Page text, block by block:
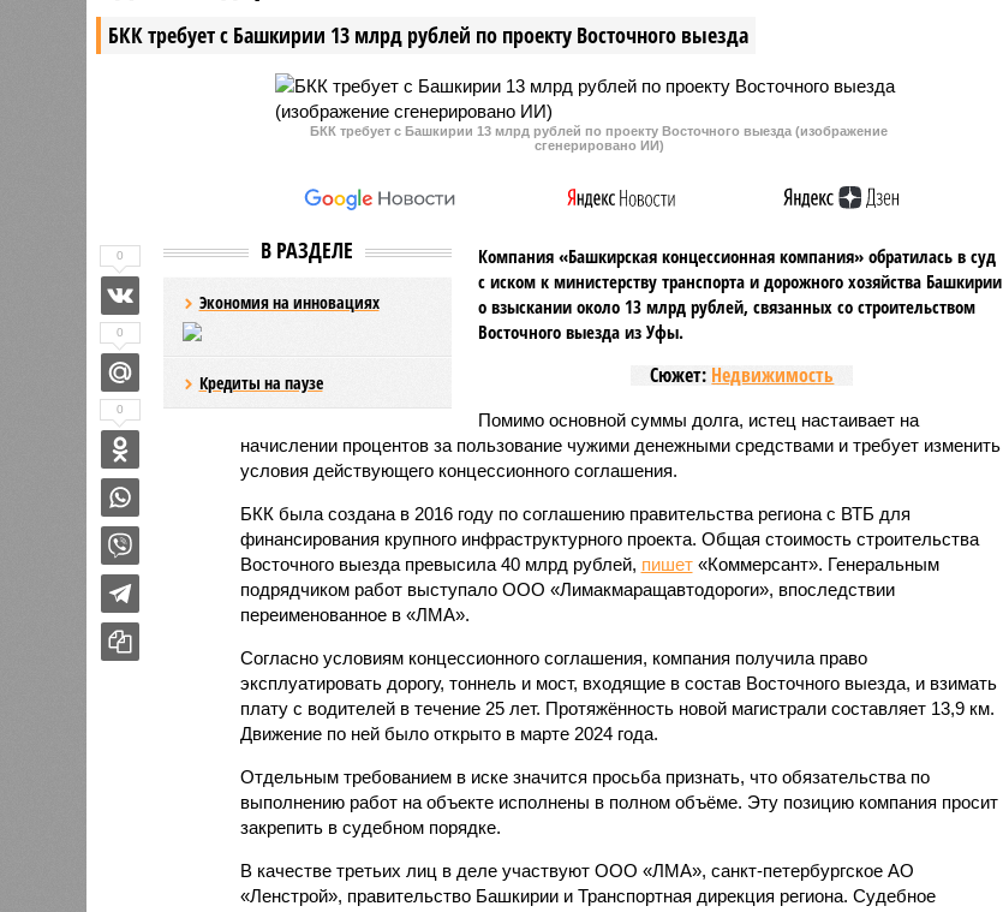
БКК требует с Башкирии 13 млрд рублей по проекту Восточного выезда
БКК требует с Башкирии 13 млрд рублей по проекту Восточного выезда (изображение
сгенерировано ИИ)
В РАЗДЕЛЕ
Экономия на инновациях
Кредиты на паузе
Компания «Башкирская концессионная компания» обратилась в суд
с иском к министерству транспорта и дорожного хозяйства Башкирии
о взыскании около 13 млрд рублей, связанных со строительством
Восточного выезда из Уфы.
Сюжет: Недвижимость
Помимо основной суммы долга, истец настаивает на
начислении процентов за пользование чужими денежными средствами и требует изменить
условия действующего концессионного соглашения.
БКК была создана в 2016 году по соглашению правительства региона с ВТБ для
финансирования крупного инфраструктурного проекта. Общая стоимость строительства
Восточного выезда превысила 40 млрд рублей, пишет«Коммерсант». Генеральным
подрядчиком работ выступало ООО «Лимакмаращавтодороги», впоследствии
переименованное в «ЛМА».
Согласно условиям концессионного соглашения, компания получила право
эксплуатировать дорогу, тоннель и мост, входящие в состав Восточного выезда, и взимать
плату с водителей в течение 25 лет. Протяжённость новой магистрали составляет 13,9 км.
Движение по ней было открыто в марте 2024 года.
Отдельным требованием в иске значится просьба признать, что обязательства по
выполнению работ на объекте исполнены в полном объёме. Эту позицию компания просит
закрепить в судебном порядке.
В качестве третьих лиц в деле участвуют ООО «ЛМА», санкт-петербургское АО
«Ленстрой», правительство Башкирии и Транспортная дирекция региона. Судебное
0
0
0